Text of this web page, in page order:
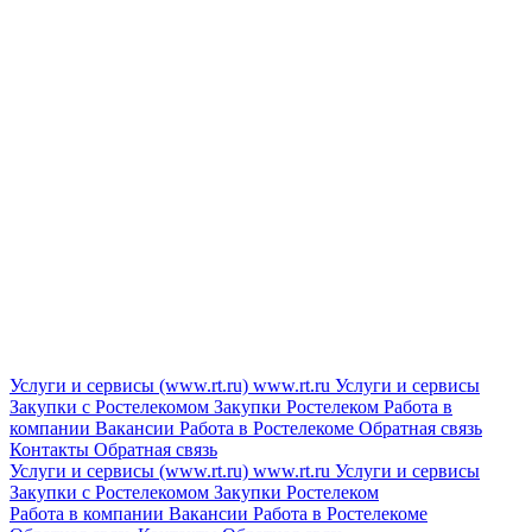
Услуги и сервисы (www.rt.ru) www.rt.ru Услуги и сервисы
Закупки с Ростелекомом Закупки Ростелеком Работа в
компании Вакансии Работа в Ростелекоме Обратная связь
Контакты Обратная связь
Услуги и сервисы (www.rt.ru) www.rt.ru Услуги и сервисы
Закупки с Ростелекомом Закупки Ростелеком
Работа в компании Вакансии Работа в Ростелекоме